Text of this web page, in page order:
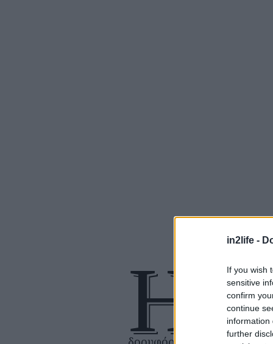
in2life -
If you wish
sensitive
confirm
continue
information
further
Η
σχέση της
του Γιουτζίν
διαλύεται,
πυρηνικός